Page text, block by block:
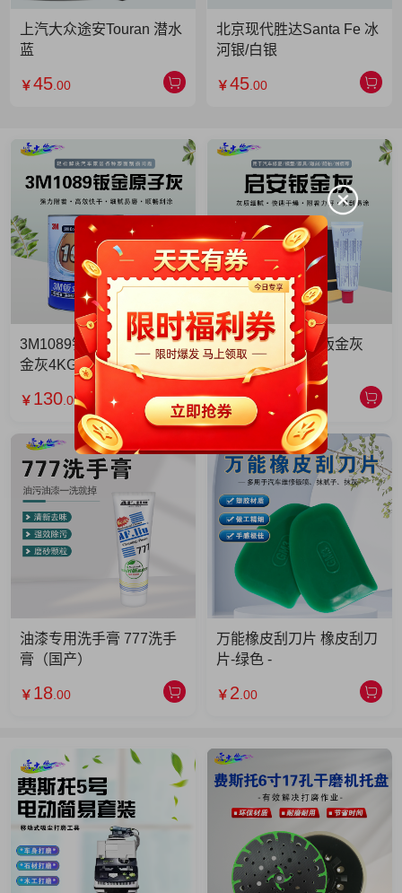
上汽大众途安Touran 潜水
蓝
￥45 .00
北京现代胜达Santa Fe 冰
河银/白银
￥45 .00
3M1089钣金灰 3M1089钣
金灰4KG 单罐
￥ 130 .00
启安钣金灰 启安钣金灰
2KG 单罐
￥49.90
油漆专用洗手膏 777洗手
膏（国产）
￥ 18 .00
万能橡皮刮刀片 橡皮刮刀
片-绿色 -
￥ 2 .00